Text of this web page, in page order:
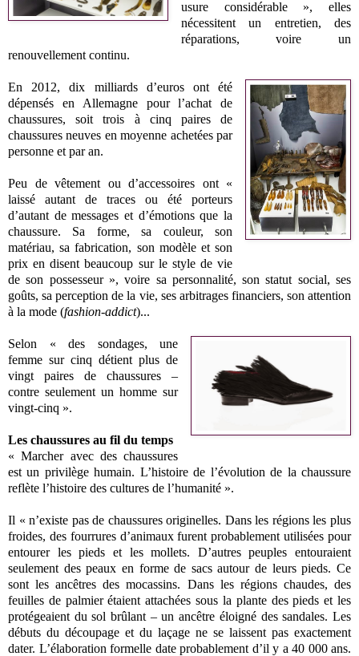
usure considérable », elles
nécessitent un entretien, des
réparations, voire un
renouvellement continu.
En 2012, dix milliards d’euros ont été
dépensés en Allemagne pour l’achat de
chaussures, soit trois à cinq paires de
chaussures neuves en moyenne achetées par
personne et par an.
Peu de vêtement ou d’accessoires ont «
laissé autant de traces ou été porteurs
d’autant de messages et d’émotions que la
chaussure. Sa forme, sa couleur, son
matériau, sa fabrication, son modèle et son
prix en disent beaucoup sur le style de vie
de son possesseur », voire sa personnalité, son statut social, ses
goûts, sa perception de la vie, ses arbitrages financiers, son attention
à la mode (fashion-addict)...
Selon « des sondages, une
femme sur cinq détient plus de
vingt paires de chaussures –
contre seulement un homme sur
vingt-cinq ».
Les chaussures au fil du temps
« Marcher avec des chaussures
est un privilège humain. L’histoire de l’évolution de la chaussure
reflète l’histoire des cultures de l’humanité ».
Il « n’existe pas de chaussures originelles. Dans les régions les plus
froides, des fourrures d’animaux furent probablement utilisées pour
entourer les pieds et les mollets. D’autres peuples entouraient
seulement des peaux en forme de sacs autour de leurs pieds. Ce
sont les ancêtres des mocassins. Dans les régions chaudes, des
feuilles de palmier étaient attachées sous la plante des pieds et les
protégeaient du sol brûlant – un ancêtre éloigné des sandales. Les
débuts du découpage et du laçage ne se laissent pas exactement
dater. L’élaboration formelle date probablement d’il y a 40 000 ans.